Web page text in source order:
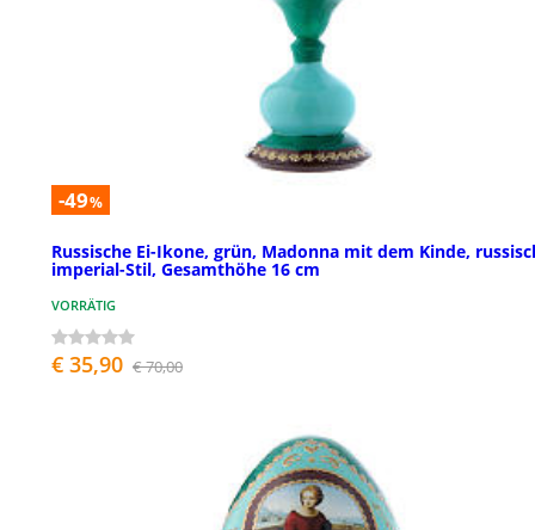
-49%
Russische Ei-Ikone, grün, Madonna mit dem Kinde,
imperial-Stil, Gesamthöhe 16 cm
VORRÄTIG
€ 35,90 € 70,00